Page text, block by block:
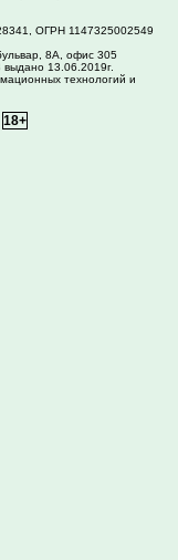
ОГРН 1147325002549
8А, офис 305
13.06.2019г.
технологий и
18+